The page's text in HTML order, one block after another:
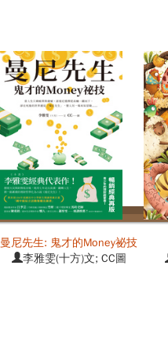
曼尼先生: 鬼才的Money祕技
李雅雯(十方)文; CC圖